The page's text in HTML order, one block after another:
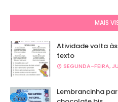
MAIS
Atividade volta
texto
SEGUNDA-FEIRA,
Lembrancinha